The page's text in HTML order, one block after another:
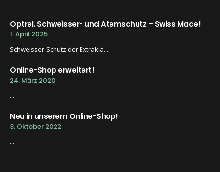
Optrel. Schweisser- und Atemschutz – Swiss Made!
1. April 2025
Schweisser-Schutz der Extrakla...
Online-Shop erweitert!
24. März 2020
...
Neu in unserem Online-Shop!
3. Oktober 2022
...